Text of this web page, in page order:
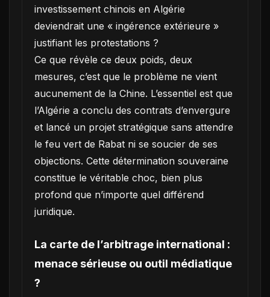
investissement chinois en Algérie
deviendrait une « ingérence extérieure »
justifiant les protestations ?
Ce que révèle ce deux poids, deux
mesures, c’est que le problème ne vient
aucunement de la Chine. L’essentiel est que
l’Algérie a conclu des contrats d’envergure
et lancé un projet stratégique sans attendre
le feu vert de Rabat ni se soucier de ses
objections. Cette détermination souveraine
constitue le véritable choc, bien plus
profond que n’importe quel différend
juridique.
La carte de l’arbitrage international :
menace sérieuse ou outil médiatique
?